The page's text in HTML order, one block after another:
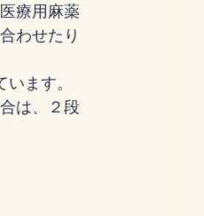
療用麻薬
わせたり
ます。
は、２段